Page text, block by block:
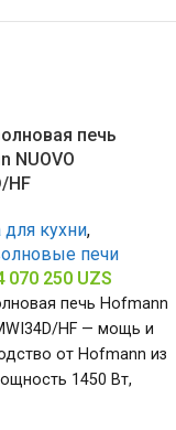
печь
NUOVO
HF
для кухни,
печи
070 250 UZS
печь Hofmann
HF — мощь и
от Hofmann из
1450 Вт,
сталь, гарантия